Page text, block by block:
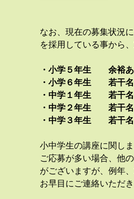
なお、現在の募集状況
を採用している事から
・小学５年生　　余裕あ
・小学６年生　　若干名
・中学１年生　　若干名
・中学２年生　　若干名
・中学３年生　　若干名
小中学生の講座に関し
ご応募が多い場合、他
がございますが、例年
お早目にご連絡いただ